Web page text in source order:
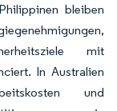
bleiben
mit
In Australien
und